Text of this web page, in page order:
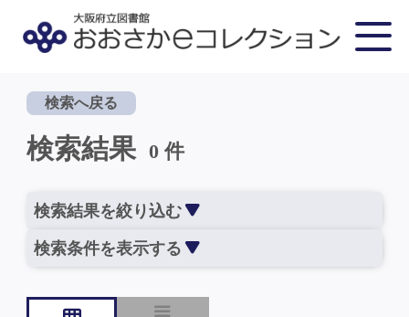
検索へ戻る
検索結果 0 件
検索結果を絞り込む
検索条件を表示する